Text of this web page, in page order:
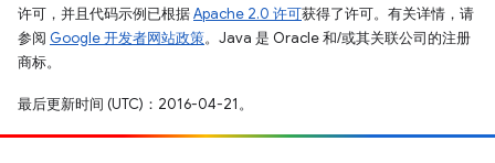
许可，并且代码示例已根据Apache 2.0 许可获得了许可。有关详情，请
参阅 Google 开发者网站政策。Java 是 Oracle 和/或其关联公司的注册
商标。
最后更新时间 (UTC)：2016-04-21。